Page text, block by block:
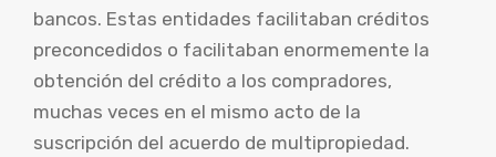
bancos. Estas entidades facilitaban créditos
preconcedidos o facilitaban enormemente la
obtención del crédito a los compradores,
muchas veces en el mismo acto de la
suscripción del acuerdo de multipropiedad.